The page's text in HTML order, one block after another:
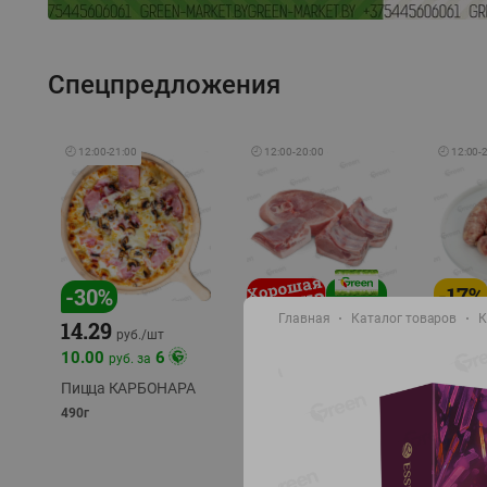
Спецпредложения
🕘 12:00-21:00
-30%
14.29 руб./шт
10.00 руб. за 6
Пицца КАРБОНАРА
490г
🕘 12:00-20:00 🕘 12:00-
-17%
охлажд
Главная Каталог товаров